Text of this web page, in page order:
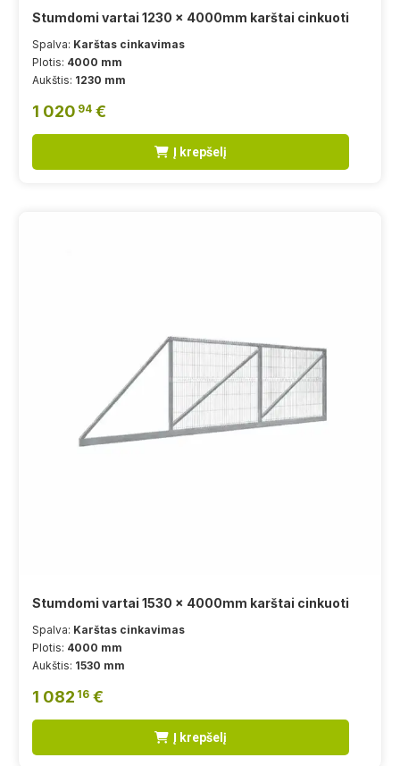
Stumdomi vartai 1230 x 4000mm karštai cinkuoti
Spalva: Karštas cinkavimas
Plotis: 4000 mm
Aukštis: 1230 mm
1 020 94 €
Į krepšelį
Stumdomi vartai 1530 x 4000mm karštai cinkuoti
Spalva: Karštas cinkavimas
Plotis: 4000 mm
Aukštis: 1530 mm
1 082 16 €
Į krepšelį